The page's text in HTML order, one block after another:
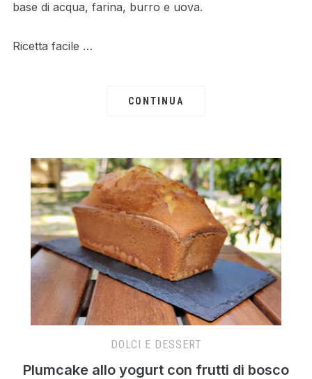
base di acqua, farina, burro e uova.
Ricetta facile …
CONTINUA
DOLCI E DESSERT
Plumcake allo yogurt con frutti di bosco